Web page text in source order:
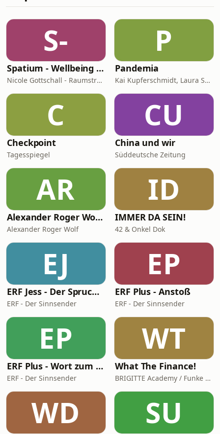
wird.
S-
Spatium - Wellbeing für Herz, Hirn & Raum
Nicole Gottschall - Raumstrategin & Wellbeing-Botschafterin
P
Pandemia
Kai Kupferschmidt, Laura Salm-Reifferscheidt
C
Checkpoint
Tagesspiegel
CU
China und wir
Süddeutsche Zeitung
AR
Alexander Roger Wolf - 🎙 Get the Job – Der Podcast für starke Präsenz vor der Kamera & auf Social Media
Alexander Roger Wolf
ID
IMMER DA SEIN!
42 & Onkel Dok
EJ
ERF Jess - Der Spruch des Tages
ERF - Der Sinnsender
EP
ERF Plus - Anstoß
ERF - Der Sinnsender
EP
ERF Plus - Wort zum Tag
ERF - Der Sinnsender
WT
What The Finance!
BRIGITTE Academy / Funke Woman, People & Family GmbH
WD SU